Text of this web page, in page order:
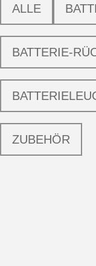
ALLE
BATTERIE-
ZUBEHÖR